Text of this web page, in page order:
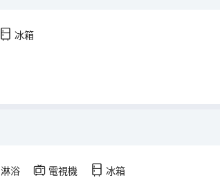
冰箱
淋浴 電視機 冰箱